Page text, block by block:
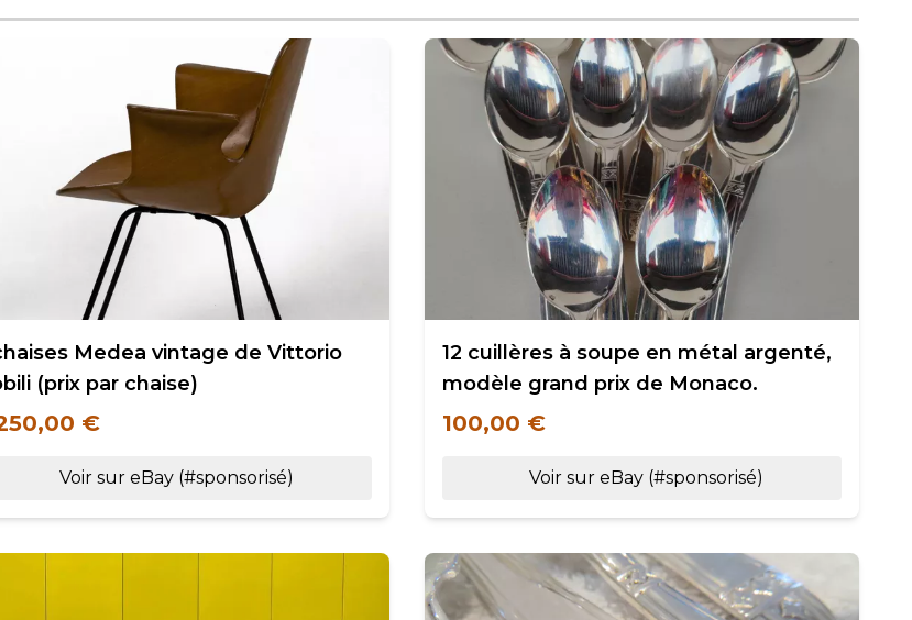
Medea vintage de Vittorio
(prix par chaise)
€
Voir sur eBay (#sponsorisé)
12 cuillères à soupe en métal argenté,
modèle grand prix de Monaco.
100,00 €
Voir sur eBay (#sponsorisé)